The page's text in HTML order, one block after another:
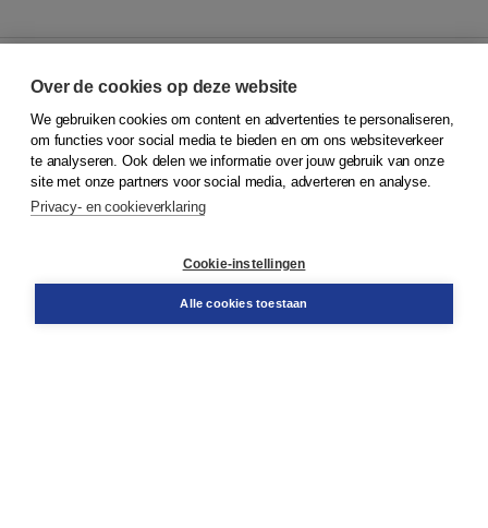
© 2026Koninklijke Boom uitgevers
Klantenservice
Service & informatie
Contact
Over de cookies op deze website
We gebruiken cookies om content en advertenties te personaliseren,
om functies voor social media te bieden en om ons websiteverkeer
te analyseren. Ook delen we informatie over jouw gebruik van onze
site met onze partners voor social media, adverteren en analyse.
Privacy- en cookieverklaring
Cookie-instellingen
Alle cookies toestaan